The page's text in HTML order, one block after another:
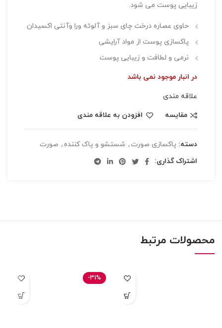
زیبایی پوست می شود.
حاوی عصاره درخت چای سبز و آلوئه ورا وآنتی اکسیدان
پاکسازی پوست از مواد آرایشی
نرمی و لطافت و زیبایی پوست
در انبار موجود نمی باشد
علاقه مندی
مقایسه
افزودن به علاقه مندی
دسته: پاکسازی صورت , شستشو و پاک کننده , صورت
اشتراک گذاری:
محصولات مرتبط
-31%